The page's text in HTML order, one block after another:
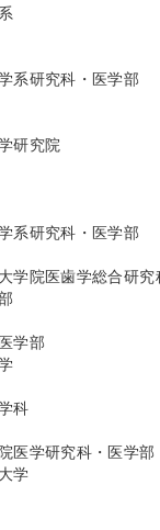
系研究科・医学部
研究院
系研究科・医学部
学院医歯学総合研
学部
科
医学研究科・医学部
学